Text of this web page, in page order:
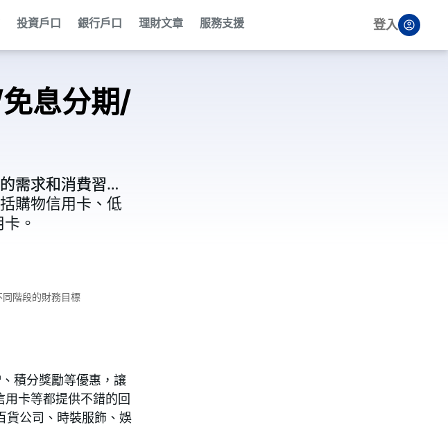
投資戶口 銀行戶口 理財文章 服務支援 登入
息分期/
需求和消費習
購物信用卡、低
。
需求和消費習
購物信用卡、低
。
階段的財務目標
積分獎勵等優惠，讓
卡等都提供不錯的回
貨公司、時裝服飾、娛